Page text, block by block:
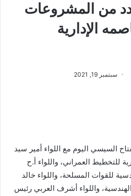
من المشروعات
الإدارية
سبتمبر 19, 2021
السيسي اليوم مع اللواء أمير سيد
للتخطيط العمراني، واللواء أ.ح
للقوات المسلحة، واللواء خالد
واللواء أشرف العربي رئيس